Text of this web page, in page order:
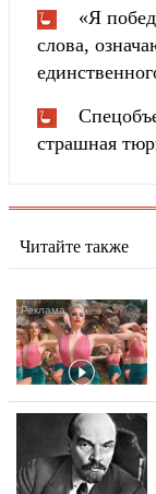
«Я
слова,
страшная
Читайте также